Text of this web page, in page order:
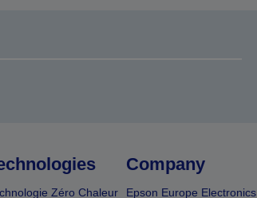
Zéro Chaleur
Company
Epson Europe Electronics